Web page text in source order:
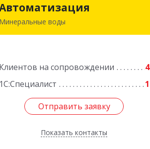
Минеральные воды
Клиентов на сопровождении
4
1С:Специалист
1
Отправить заявку
Показать контакты
Автоматизация
домовладение № 9, корпус 1
Отправить заявку
Назад